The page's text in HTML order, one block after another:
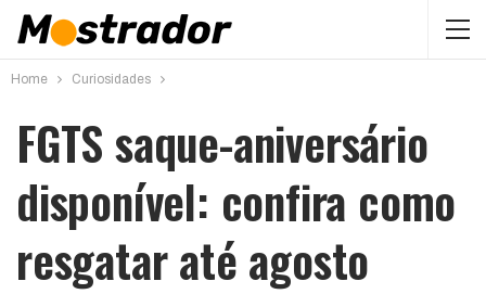
Home Curiosidades
FGTS saque-aniversário
disponível: confira como
resgatar até agosto